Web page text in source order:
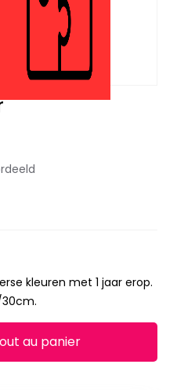
kleuren met 1 jaar erop.
au panier